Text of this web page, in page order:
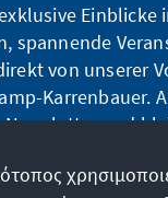
Einblicke
spannende
von unserer
Karrenbauer.
und